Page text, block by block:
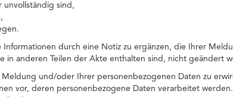
unvollständig sind,
durch eine Notiz zu ergänzen, die Ihrer
in anderen Teilen der Akte enthalten sind, nicht geändert
und/oder Ihrer personenbezogenen Daten zu
vor, deren personenbezogene Daten verarbeitet